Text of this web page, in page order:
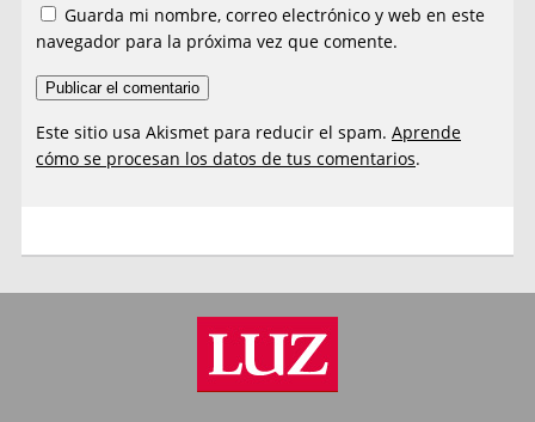
Guarda mi nombre, correo electrónico y web en este
navegador para la próxima vez que comente.
Este sitio usa Akismet para reducir el spam.Aprende
cómo se procesan los datos de tus comentarios.